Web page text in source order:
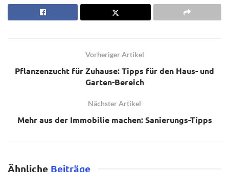
Vorheriger Artikel
Pflanzenzucht für Zuhause: Tipps für den Haus- und
Garten-Bereich
Nächster Artikel
Mehr aus der Immobilie machen: Sanierungs-Tipps
Ähnliche Beiträge